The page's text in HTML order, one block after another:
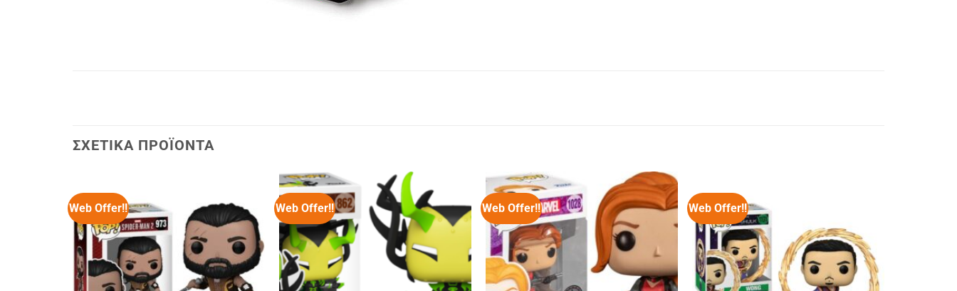
ΣΧΕΤΙΚΆ ΠΡΟΪΌΝΤΑ
Web Offer!! Web Offer!! Web Offer!! Web Offer!!